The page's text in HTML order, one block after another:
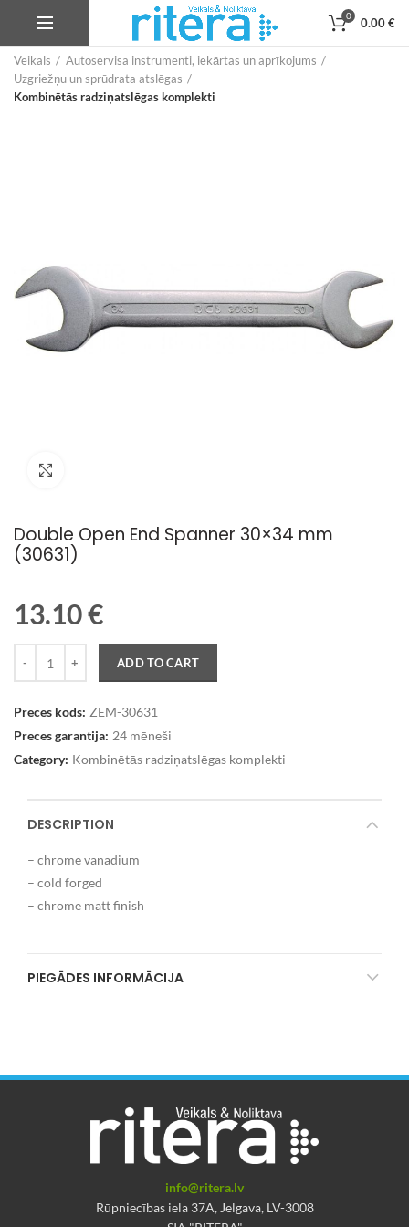
0 0.00€
Veikals
Autoservisa instrumenti, iekārtas un aprīkojums
Uzgriežņu un sprūdrata atslēgas
Kombinētās radziņatslēgas komplekti
Double Open End Spanner 30×34 mm
(30631)
13.10€
ADD TO CART
Preces kods: ZEM-30631
Preces garantija: 24 mēneši
Category: Kombinētās radziņatslēgas komplekti
DESCRIPTION
– chrome vanadium
– cold forged
– chrome matt finish
PIEGĀDES INFORMĀCIJA
info@ritera.lv
Rūpniecības iela 37A, Jelgava, LV-3008